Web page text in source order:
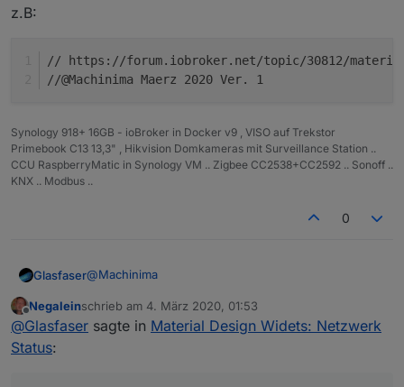
timezone, moment-duration-format
Außerdem bitte die Einstellung "Erlaube das
z.B:
// https://forum.iobroker.net/topic/30812/
//@Machinima Maerz 2020 Ver. 1
Synology 918+ 16GB - ioBroker in Docker v9 , VISO auf Trekstor
Primebook C13 13,3" , Hikvision Domkameras mit Surveillance Station ..
CCU RaspberryMatic in Synology VM .. Zigbee CC2538+CC2592 .. Sonoff ..
KNX .. Modbus ..
0
Glasfaser@Machinima
Sehr schick ...
Offline
Negaleinschrieb am 4. März 2020, 01:53
zuletzt editiert von
@Glasfaser sagte in Material Design Widets: Netzwerk
Status: